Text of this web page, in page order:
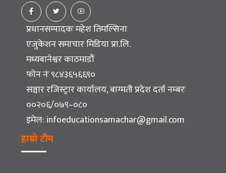
प्रधानसम्पादकः महेश तिमल्सिना
एजुकेशन समाचार मिडिया प्रा.लि.
मध्यबानेश्वर काठमाडौं
फोन नंः ९८४३६५६६९०
सञ्चार रजिस्ट्रार कार्यालय, बाग्मती प्रदेश दर्ता नम्बरः
००२०६/०७९–०८०
इमेल: infoeducationsamachar@gmail.com
हाम्रो टीम